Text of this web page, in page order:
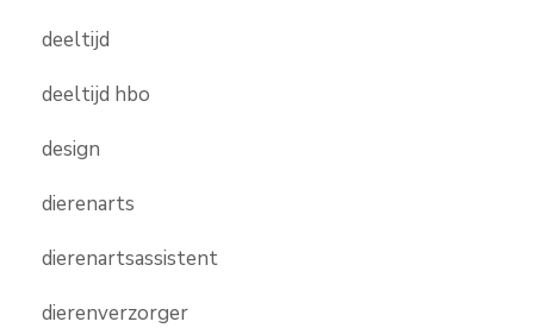
deeltijd
deeltijd hbo
design
dierenarts
dierenartsassistent
dierenverzorger